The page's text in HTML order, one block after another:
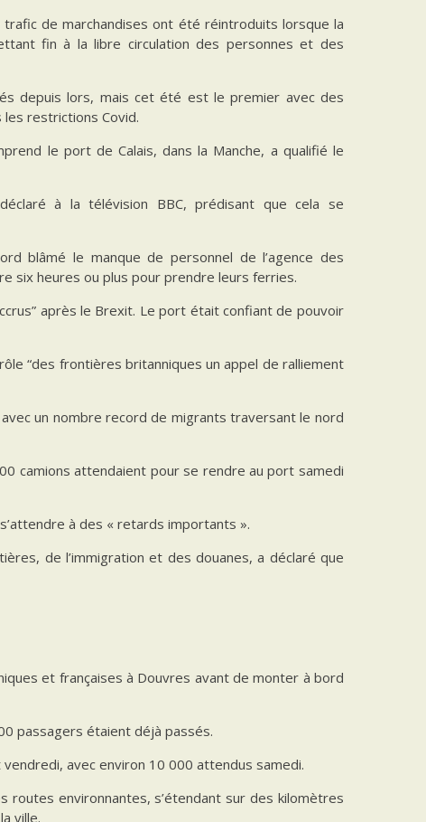
de marchandises ont été réintroduits lorsque la
fin à la libre circulation des personnes et des
depuis lors, mais cet été est le premier avec des
restrictions Covid.
le port de Calais, dans la Manche, a qualifié le
à la télévision BBC, prédisant que cela se
blâmé le manque de personnel de l’agence des
six heures ou plus pour prendre leurs ferries.
après le Brexit. Le port était confiant de pouvoir
“des frontières britanniques un appel de ralliement
un nombre record de migrants traversant le nord
camions attendaient pour se rendre au port samedi
à des « retards importants ».
de l’immigration et des douanes, a déclaré que
et françaises à Douvres avant de monter à bord
passagers étaient déjà passés.
avec environ 10 000 attendus samedi.
environnantes, s’étendant sur des kilomètres
ville.